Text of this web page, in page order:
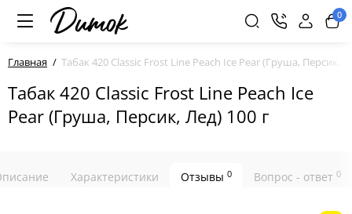
0
Главная Табак 420 Classic Frost Line Peach Ice Pear (Груша, Персик,
Табак 420 Classic Frost Line Peach Ice
Pear (Груша, Персик, Лед) 100 г
Характеристики Отзывы 0 Вопрос - ответ 0